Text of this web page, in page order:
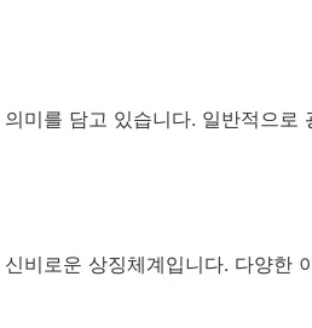
미를 담고 있습니다. 일반적으
비로운 상징체계입니다. 다양한